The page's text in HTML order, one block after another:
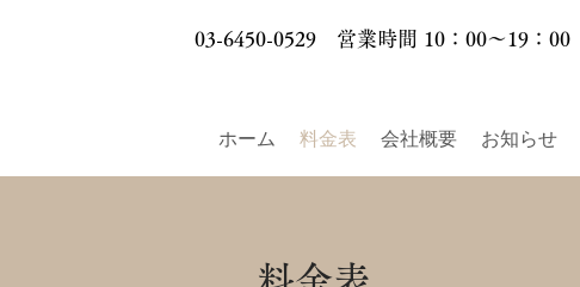
03-6450-0529 営業時間 10：00～19：00
ホーム 料金表 会社概要 お知らせ